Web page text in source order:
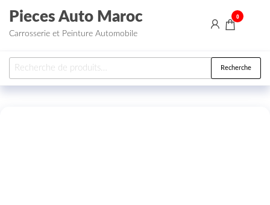
Aller au contenu
Pieces Auto Maroc
Carrosserie et Peinture Automobile
0
Recherche pour : Recherche